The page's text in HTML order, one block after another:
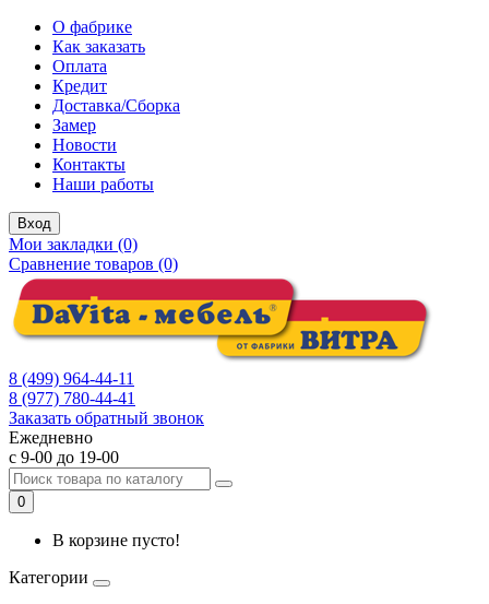
О фабрике
Как заказать
Оплата
Кредит
Доставка/Сборка
Замер
Новости
Контакты
Наши работы
Вход
Мои закладки (0)
Сравнение товаров (0)
8 (499) 964-44-11
8 (977) 780-44-41
Заказать обратный звонок
Ежедневно
с 9-00 до 19-00
0
В корзине пусто!
Категории